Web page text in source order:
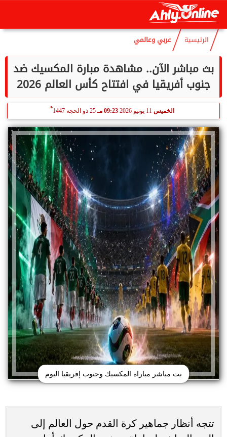
الأحد
الرئيسية عربي وعالمي
بث مباشر الآن.. مشاهدة مبارة المكسيك ضد
جنوب أفريقيا في افتتاح كأس العالم 2026
الخميس 09:23 مـ 25 ذو الحجة 1447
هـ
بث مباشر مباراة المكسيك وجنوب إفريقيا اليوم
تتجه أنظار جماهير كرة القدم حول العالم إلى